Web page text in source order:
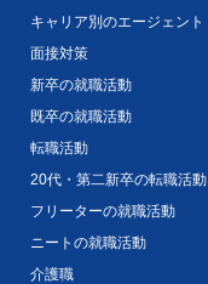
キャリア別のエージェント
面接対策
新卒の就職活動
既卒の就職活動
転職活動
20代・第二新卒の転職活動
フリーターの就職活動
ニートの就職活動
介護職